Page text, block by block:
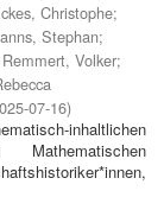
Christophe;
Stephan;
Remmert, Volker;
07-16)
inhaltlichen